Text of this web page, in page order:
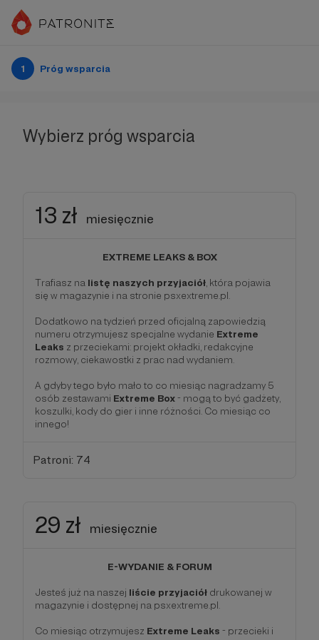
1 Próg wsparcia
Wybierz próg wsparcia
13 zł miesięcznie
EXTREME LEAKS & BOX
Trafiasz na listę naszych przyjaciół , która pojawia
się w magazynie i na stronie psxextreme.pl.
Dodatkowo na tydzień przed oficjalną zapowiedzią
numeru otrzymujesz specjalne wydanie Extreme
Leaks z przeciekami: projekt okładki, redakcyjne
rozmowy, ciekawostki z prac nad wydaniem.
A gdyby tego było mało to co miesiąc nagradzamy 5
osób zestawami Extreme Box- mogą to być gadżety,
koszulki, kody do gier i inne różności. Co miesiąc co
innego!
Patroni: 74
29 zł miesięcznie
E-WYDANIE & FORUM
Jesteś już na naszej liście przyjaciół drukowanej w
magazynie i dostępnej na psxextreme.pl.
Co miesiąc otrzymujesz Extreme Leaks - przecieki i